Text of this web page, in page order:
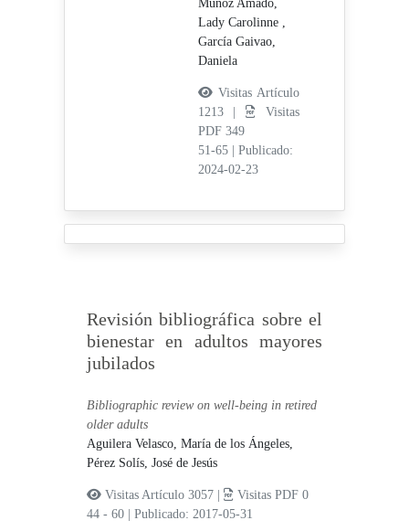
Muñoz Amado,
Lady Carolinne ,
García Gaivao,
Daniela
Visitas Artículo
1213 |
Visitas
PDF 349
51-65
Publicado:
2024-02-23
Revisión bibliográfica sobre el
bienestar en adultos mayores
jubilados
Bibliographic review on well-being in retired
older adults
Aguilera Velasco, María de los Ángeles,
Pérez Solís, José de Jesús
Visitas Artículo 3057 |
Visitas PDF 0
44 - 60
|Publicado: 2017-05-31